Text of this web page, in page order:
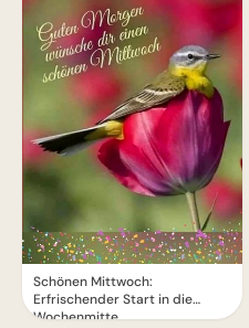
Schönen Mittwoch:
Erfrischender Start in die
Wochenmitte